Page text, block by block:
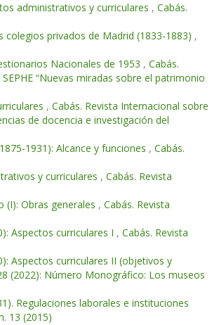
administrativos y curriculares , Cabás.
privados de Madrid (1833-1883) ,
Nacionales de 1953 , Cabás.
“Nuevas miradas sobre el patrimonio
, Cabás. Revista Internacional sobre
de docencia e investigación del
1931): Alcance y funciones , Cabás.
y curriculares , Cabás. Revista
(I): Obras generales , Cabás. Revista
Aspectos curriculares I , Cabás. Revista
Aspectos curriculares II (objetivos y
(2022): Número Monográfico: Los museos
Regulaciones laborales e instituciones
13 (2015)